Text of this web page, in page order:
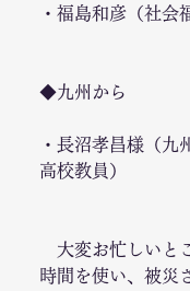
・福島和彦（社会
◆九州から
・長沼孝昌様（九
高校教員）
大変お忙しいと
時間を使い、被災